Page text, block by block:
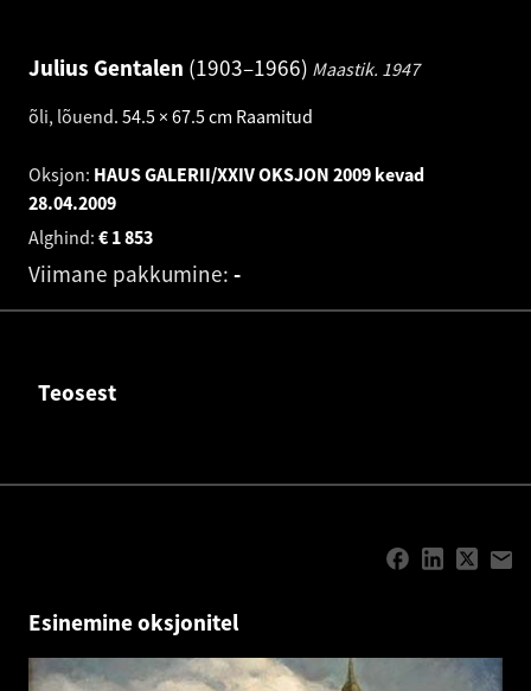
Julius Gentalen 1903–1966 Maastik. 1947
õli, lõuend. 54.5 × 67.5 cm Raamitud
Oksjon: HAUS GALERII/XXIV OKSJON 2009 kevad
28.04.2009
Alghind:
1 853
€
Viimane pakkumine: -
Teosest
Esinemine oksjonitel